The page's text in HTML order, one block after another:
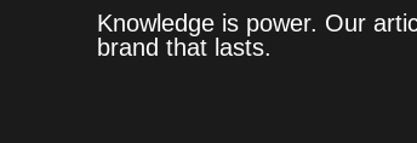
Knowledge is power. Our
brand that lasts.